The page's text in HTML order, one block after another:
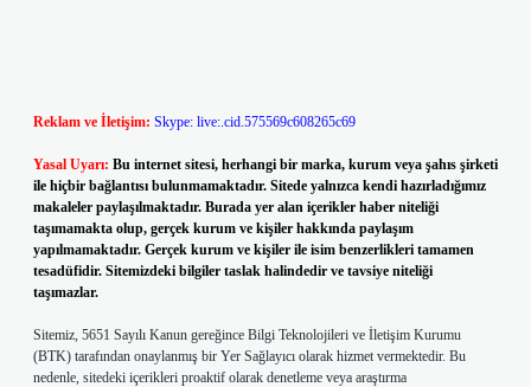
Reklam ve İletişim: Skype: live:.cid.575569c608265c69
Yasal Uyarı: Bu internet sitesi, herhangi bir marka, kurum veya şahıs şirketi
ile hiçbir bağlantısı bulunmamaktadır. Sitede yalnızca kendi hazırladığımız
makaleler paylaşılmaktadır. Burada yer alan içerikler haber niteliği
taşımamakta olup, gerçek kurum ve kişiler hakkında paylaşım
yapılmamaktadır. Gerçek kurum ve kişiler ile isim benzerlikleri tamamen
tesadüfidir. Sitemizdeki bilgiler taslak halindedir ve tavsiye niteliği
taşımazlar.
Sitemiz, 5651 Sayılı Kanun gereğince Bilgi Teknolojileri ve İletişim Kurumu
(BTK) tarafından onaylanmış bir Yer Sağlayıcı olarak hizmet vermektedir. Bu
nedenle, sitedeki içerikleri proaktif olarak denetleme veya araştırma